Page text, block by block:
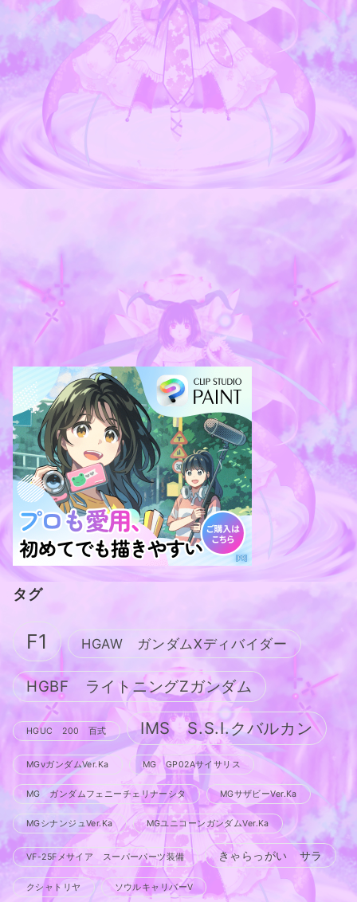
タグ
F1 HGAW ガンダムXディバイダー
HGBF ライトニングZガンダム
HGUC 200 百式 IMS S.S.I.クバルカン
MGνガンダムVer.Ka MG GP02Aサイサリス
MG ガンダムフェニーチェリナーシタ MGサザビーVer.Ka
MGシナンジュVer.Ka MGユニコーンガンダムVer.Ka
VF-25Fメサイア スーパーパーツ装備 きゃらっがい サラ
クシャトリヤ ソウルキャリバーV